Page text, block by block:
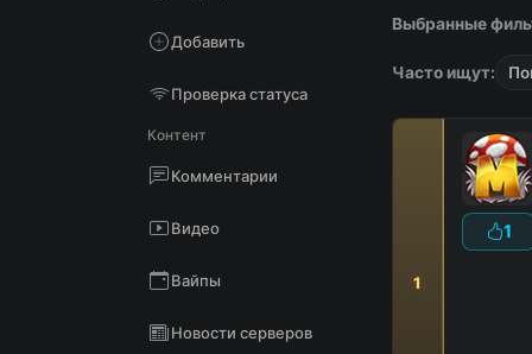
Добавить
Проверка статуса
Контент
Комментарии
Видео
Вайпы
Новости серверов
Выбранные
Часто ищут:
1
1